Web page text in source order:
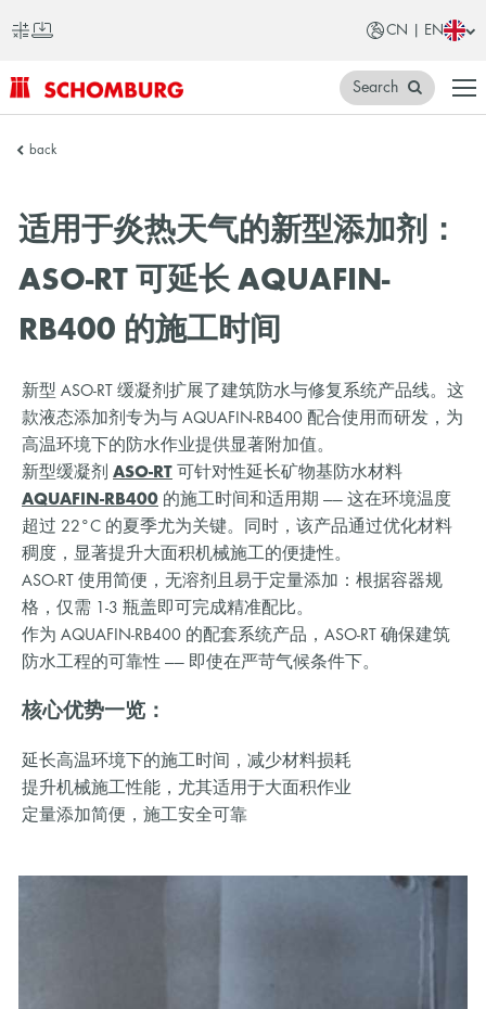
CN | EN
SCHOMBURG
Search
back
适用于炎热天气的新型添加剂：
ASO-RT 可延长 AQUAFIN-
RB400 的施工时间
新型 ASO-RT 缓凝剂扩展了建筑防水与修复系统产品线。这
款液态添加剂专为与 AQUAFIN-RB400 配合使用而研发，为
高温环境下的防水作业提供显著附加值。
新型缓凝剂 ASO-RT 可针对性延长矿物基防水材料
AQUAFIN-RB400 的施工时间和适用期 —— 这在环境温度
超过 22°C 的夏季尤为关键。同时，该产品通过优化材料
稠度，显著提升大面积机械施工的便捷性。
ASO-RT 使用简便，无溶剂且易于定量添加：根据容器规
格，仅需 1-3 瓶盖即可完成精准配比。
作为 AQUAFIN-RB400 的配套系统产品，ASO-RT 确保建筑
防水工程的可靠性 —— 即使在严苛气候条件下。
核心优势一览：
延长高温环境下的施工时间，减少材料损耗
提升机械施工性能，尤其适用于大面积作业
定量添加简便，施工安全可靠